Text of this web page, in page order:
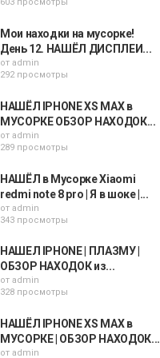
603 просмотры
Мои находки на мусорке!
День 12. НАШЁЛ ДИСПЛЕИ...
от admin
292 просмотры
НАШЁЛ IPHONE XS MAX в
МУСОРКЕ ОБЗОР НАХОДОК...
от admin
289 просмотры
НАШЁЛ в Мусорке Xiaomi
redmi note 8 pro | Я в шоке |...
от admin
343 просмотры
НАШЕЛ IPHONE | ПЛАЗМУ |
ОБЗОР НАХОДОК из...
от admin
328 просмотры
НАШЁЛ IPHONE XS MAX в
МУСОРКЕ | ОБЗОР НАХОДОК...
от admin